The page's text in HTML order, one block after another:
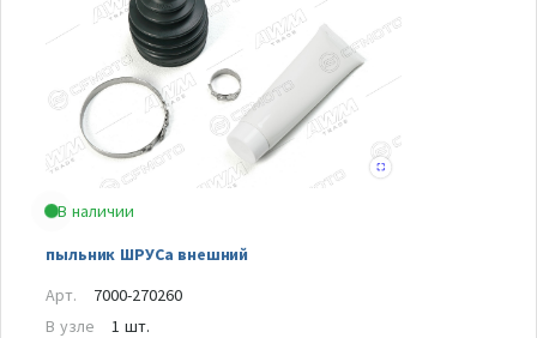
В наличии
пыльник ШРУСа внешний
Арт.
7000-270260
В узле
1 шт.